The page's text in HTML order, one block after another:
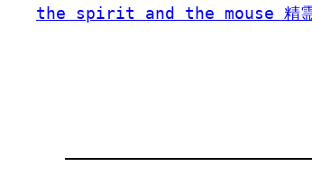
the spirit and the mouse 精霊と